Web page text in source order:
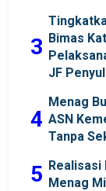
3 Bimas
JF
4
Menag
ASN
Tanpa
5 Realisasi
Menag